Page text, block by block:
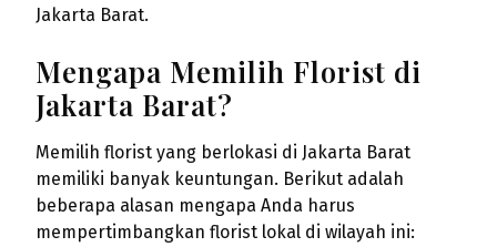
Jakarta Barat.
Mengapa Memilih Florist di
Jakarta Barat?
Memilih florist yang berlokasi di Jakarta Barat
memiliki banyak keuntungan. Berikut adalah
beberapa alasan mengapa Anda harus
mempertimbangkan florist lokal di wilayah ini: